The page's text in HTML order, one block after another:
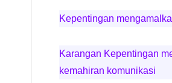
Kepentingan
Karangan Kepentingan
kemahiran komunikasi